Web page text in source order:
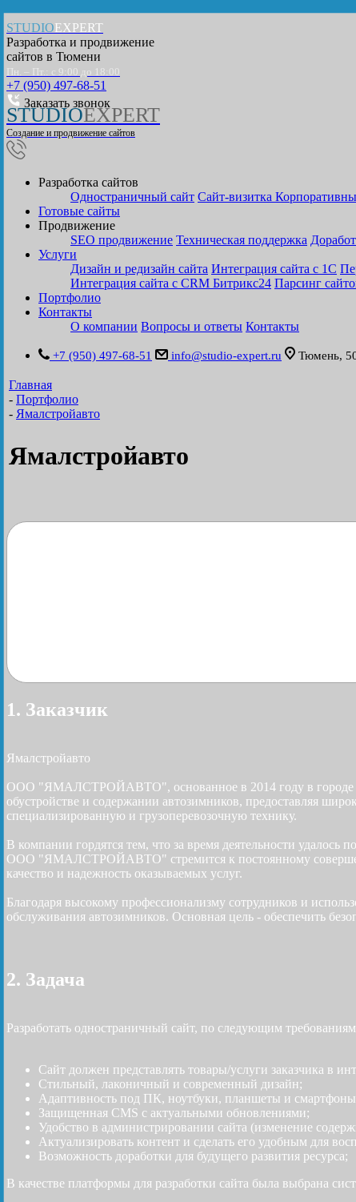
STUDIOEXPERT
Разработка и продвижение
сайтов в Тюмени
Пн. – Пт.: с 9:00 до 18:00
+7 (950) 497-68-51
Заказать звонок
STUDIOEXPERT
Создание и продвижение сайтов
Разработка сайтов
Одностраничный сайт Cайт-визитка
Готовые сайты
Продвижение
SEO продвижение Техническая поддержка
Услуги
Дизайн и редизайн сайта Интеграция сайта с 1С
Интеграция сайта с CRM Битрикс24 Парсинг
Портфолио
Контакты
О компании Вопросы и ответы Контакты
+7 (950) 497-68-51 info@studio-expert.ru Тюмень,
Главная
- Портфолио
- Ямалстройавто
Ямалстройавто
1. Заказчик
Ямалстройавто
ООО "ЯМАЛСТРОЙАВТО", основанное в 2014 году в городе
обустройстве и содержании автозимников, предоставляя
специализированную и грузоперевозочную технику.
В компании гордятся тем, что за время деятельности удалось
ООО "ЯМАЛСТРОЙАВТО" стремится к постоянному
качество и надежность оказываемых услуг.
Благодаря высокому профессионализму сотрудников и
обслуживания автозимников. Основная цель - обеспечить
2. Задача
Разработать одностраничный сайт, по следующим
Сайт должен представлять товары/услуги заказчика в
Стильный, лаконичный и современный дизайн;
Адаптивность под ПК, ноутбуки, планшеты и
Защищенная CMS с актуальными обновлениями;
Удобство в администрировании сайта (изменение
Актуализировать контент и сделать его удобным для
Возможность доработки для будущего развития ресурса;
В качестве платформы для разработки сайта была выбрана